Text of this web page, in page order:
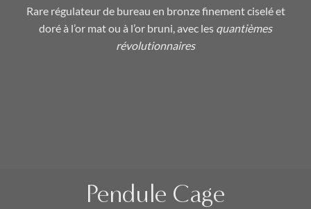
Signes du Zodiaque (1)
Rare régulateur de bureau en bronze finement ciselé et
doré à l’or mat ou à l’or bruni, avec les quantièmes
révolutionnaires
Pendule Cage